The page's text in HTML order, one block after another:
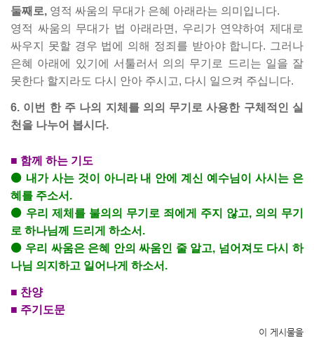
둘째로, 영적 싸움의 무대가 은혜 아래라는 의미입니다.
영적 싸움의 무대가 법 아래라면, 우리가 연약하여 제대로
싸우지 못할 경우 법에 의해 정죄를 받아야 합니다. 그러나
은혜 아래에 있기에 서툴러서 의의 무기로 드리는 일을 잘
못한다 할지라도 다시 안아 주시고, 다시 일으켜 주십니다.
6. 이번 한 주 나의 지체를 의의 무기로 사용한 구체적인 실
천을 나누어 봅시다.
■ 함께 하는 기도
⚫ 내가 사는 것이 아니라 내 안에 계신 예수님이 사시는 은
혜를 주소서.
⚫ 우리 제체를 불의의 무기로 죄에게 주지 않고, 의의 무기
로 하나님께 드리게 하소서.
⚫ 우리 싸움은 은혜 안의 싸움인 줄 알고, 넘어져도 다시 하
나님 의지하고 일어나게 하소서.
■ 찬양
■ 주기도문
이 게시물을